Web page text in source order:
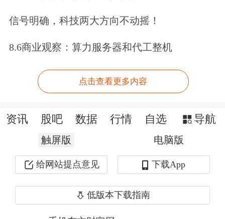
际贷款利率稳中有降。继续落实首套房
贷利率政策动态调整机制。三是
支持工具，持续加大支农支小再贷款支
持煤炭清洁高效利用专项再贷款，继续
落实好科技创新、普惠养老、设备更新
改造等专项再贷款政策，创设房企纾困
专项再贷款和租赁住房贷款支持计划。
信号明确，科技两大方向不动摇！
8.6商业观察：算力服务器和代工整机
点击查看更多内容
资讯 股吧 数据 行情 自选 导航
触屏版 电脑版
给网站提点意见 下载App
低版本下载指南